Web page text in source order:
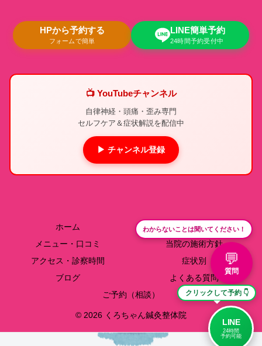
HPから予約する
フォームで簡単
LINE簡単予約
24時間予約受付中
📺 YouTubeチャンネル
自律神経・頭痛・歪み専門
セルフケア＆症状解説を配信中
▶ チャンネル登録
ホーム
院長紹介
メニュー・口コミ
当院の施術方針
アクセス・診察時間
症状別
ブログ
よくある質問
ご予約（相談）
© 2026 くろちゃん鍼灸整体院
わからないことは聞いてください！
💬
質問
クリックして予約 👇
LINE
24時間
予約可能